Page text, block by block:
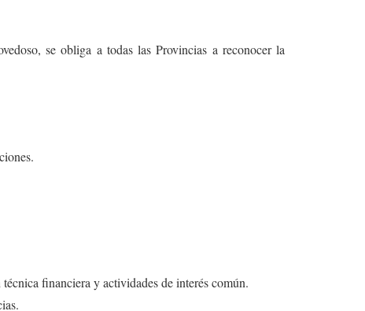
se obliga a todas las Provincias a reconocer la
financiera y actividades de interés común.